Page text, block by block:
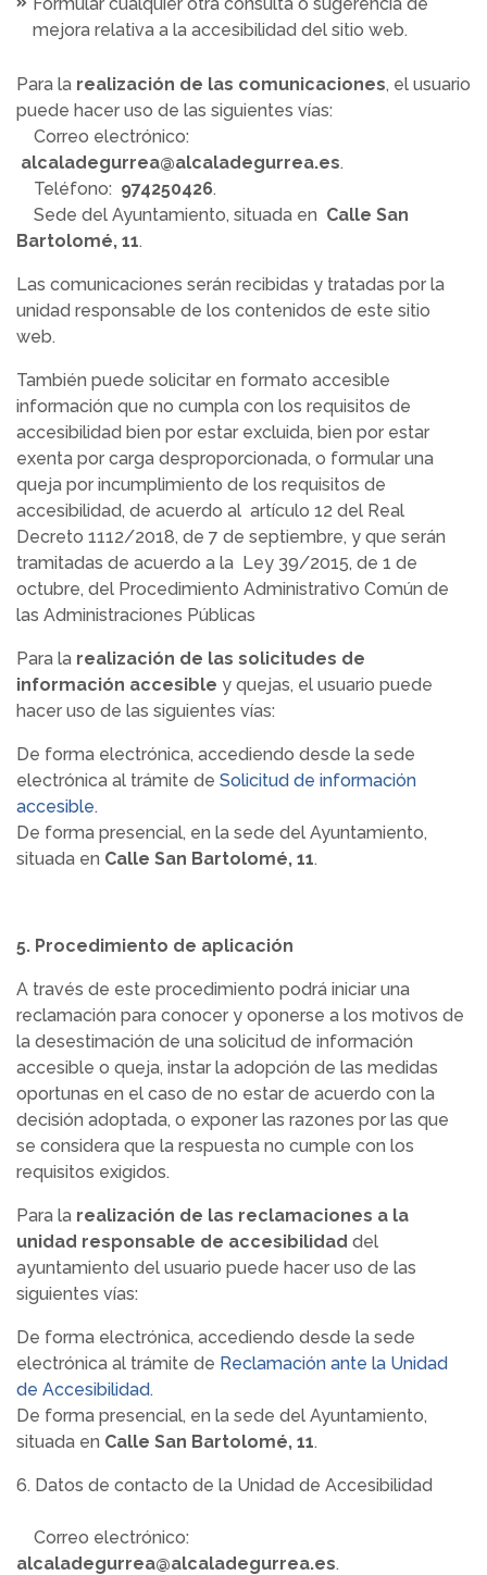
mejora relativa a la accesibilidad del sitio web.
Para la realización de las comunicaciones, el usuario
puede hacer uso de las siguientes vías:
Correo electrónico:
alcaladegurrea@alcaladegurrea.es.
Teléfono: 974250426.
Sede del Ayuntamiento, situada en Calle San
Bartolomé, 11.
Las comunicaciones serán recibidas y tratadas por la
unidad responsable de los contenidos de este sitio
web.
También puede solicitar en formato accesible
información que no cumpla con los requisitos de
accesibilidad bien por estar excluida, bien por estar
exenta por carga desproporcionada, o formular una
queja por incumplimiento de los requisitos de
accesibilidad, de acuerdo al artículo 12 del Real
Decreto 1112/2018, de 7 de septiembre, y que serán
tramitadas de acuerdo a la Ley 39/2015, de 1 de
octubre, del Procedimiento Administrativo Común de
las Administraciones Públicas
Para la realización de las solicitudes de
información accesible y quejas, el usuario puede
hacer uso de las siguientes vías:
De forma electrónica, accediendo desde la sede
electrónica al trámite de Solicitud de información
accesible.
De forma presencial, en la sede del Ayuntamiento,
situada en Calle San Bartolomé, 11.
5. Procedimiento de aplicación
A través de este procedimiento podrá iniciar una
reclamación para conocer y oponerse a los motivos de
la desestimación de una solicitud de información
accesible o queja, instar la adopción de las medidas
oportunas en el caso de no estar de acuerdo con la
decisión adoptada, o exponer las razones por las que
se considera que la respuesta no cumple con los
requisitos exigidos.
Para la realización de las reclamaciones a la
unidad responsable de accesibilidad del
ayuntamiento del usuario puede hacer uso de las
siguientes vías:
De forma electrónica, accediendo desde la sede
electrónica al trámite de Reclamación ante la Unidad
de Accesibilidad.
De forma presencial, en la sede del Ayuntamiento,
situada en Calle San Bartolomé, 11.
6. Datos de contacto de la Unidad de Accesibilidad
Correo electrónico:
alcaladegurrea@alcaladegurrea.es.